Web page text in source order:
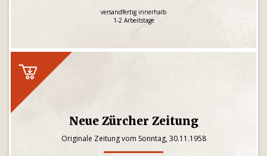
versandfertig innerhalb
1-2 Arbeitstage
Neue Zürcher Zeitung
Originale Zeitung vom Sonntag, 30.11.1958